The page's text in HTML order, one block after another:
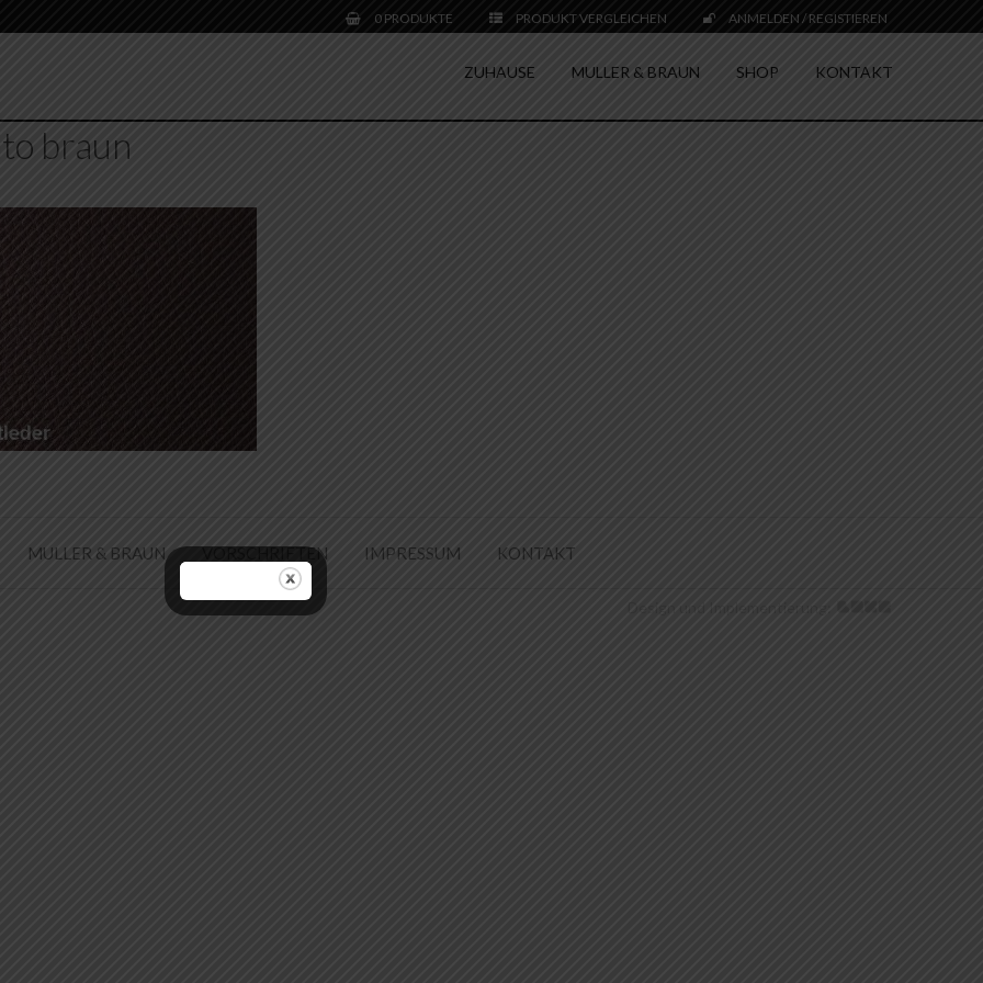
0 PRODUKTE PRODUKT VERGLEICHEN ANMELDEN / REGISTIEREN
ZUHAUSE MULLER & BRAUN SHOP KONTAKT
braun
MULLER & BRAUN VORSCHRIFTEN IMPRESSUM KONTAKT